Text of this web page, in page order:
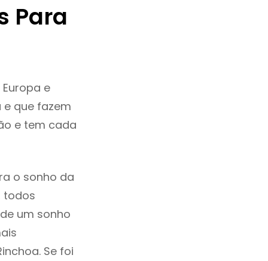
Para
e
que fazem
e tem cada
o sonho da
todos
um sonho
Se foi